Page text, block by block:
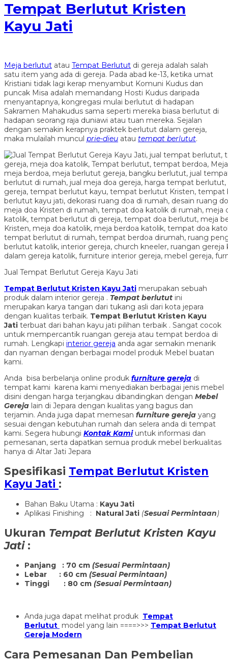
Tempat Berlutut Kristen
Kayu Jati
Meja berlutut atau Tempat Berlutut di gereja adalah salah
satu item yang ada di gereja. Pada abad ke-13, ketika umat
Kristiani tidak lagi kerap menyambut Komuni Kudus dan
puncak Misa adalah memandang Hosti Kudus daripada
menyantapnya, kongregasi mulai berlutut di hadapan
Sakramen Mahakudus sama seperti mereka biasa berlutut di
hadapan seorang raja duniawi atau tuan mereka. Sejalan
dengan semakin kerapnya praktek berlutut dalam gereja,
maka mulailah muncul prie-dieu atau tempat berlutut.
Jual Tempat Berlutut Gereja Kayu Jati
Tempat Berlutut Kristen Kayu Jati merupakan sebuah
produk dalam interior gereja . Tempat berlutut ini
merupakan karya tangan dari tukang asli dari kota jepara
dengan kualitas terbaik. Tempat Berlutut Kristen Kayu
Jati terbuat dari bahan kayu jati pilihan terbaik . Sangat cocok
untuk mempercantik ruangan gereja atau tempat berdoa di
rumah. Lengkapi interior gereja anda agar semakin menarik
dan nyaman dengan berbagai model produk Mebel buatan
kami.
Anda bisa berbelanja online produk furniture gereja di
tempat kami karena kami menyediakan berbagai jenis mebel
disini dengan harga terjangkau dibandingkan dengan Mebel
Gereja lain di Jepara dengan kualitas yang bagus dan
terjamin. Anda juga dapat memesan furniture gereja yang
sesuai dengan kebutuhan rumah dan selera anda di tempat
kami. Segera hubungi Kontak Kamiuntuk informasi dan
pemesanan, serta dapatkan semua produk mebel berkualitas
hanya di Altar Jati Jepara
Spesifikasi Tempat Berlutut Kristen
Kayu Jati :
Bahan Baku Utama : Kayu Jati
Aplikasi Finishing : Natural Jati (Sesuai Permintaan)
Ukuran Tempat Berlutut Kristen Kayu
Jati :
Panjang : 70 cm (Sesuai Permintaan)
Lebar : 60 cm (Sesuai Permintaan)
Tinggi : 80 cm (Sesuai Permintaan)
Anda juga dapat melihat produk Tempat
Berlutut model yang lain ====>>> Tempat Berlutut
Gereja Modern
Cara Pemesanan Dan Pembelian